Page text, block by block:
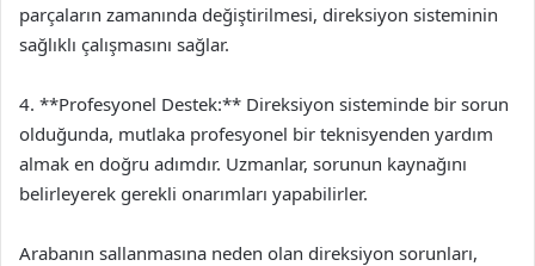
parçaların zamanında değiştirilmesi, direksiyon sisteminin
sağlıklı çalışmasını sağlar.
4. **Profesyonel Destek:** Direksiyon sisteminde bir sorun
olduğunda, mutlaka profesyonel bir teknisyenden yardım
almak en doğru adımdır. Uzmanlar, sorunun kaynağını
belirleyerek gerekli onarımları yapabilirler.
Arabanın sallanmasına neden olan direksiyon sorunları,